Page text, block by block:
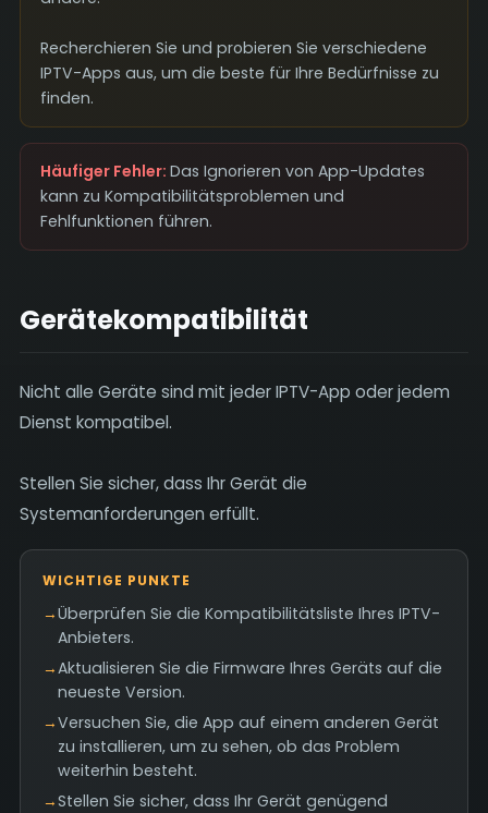
Recherchieren Sie und probieren Sie verschiedene
IPTV-Apps aus, um die beste für Ihre Bedürfnisse zu
finden.
Häufiger Fehler: Das Ignorieren von App-Updates
kann zu Kompatibilitätsproblemen und
Fehlfunktionen führen.
Gerätekompatibilität
Nicht alle Geräte sind mit jeder IPTV-App oder jedem
Dienst kompatibel.
Stellen Sie sicher, dass Ihr Gerät die
Systemanforderungen erfüllt.
WICHTIGE PUNKTE
→Überprüfen Sie die Kompatibilitätsliste Ihres IPTV-
Anbieters.
→Aktualisieren Sie die Firmware Ihres Geräts auf die
neueste Version.
→Versuchen Sie, die App auf einem anderen Gerät
zu installieren, um zu sehen, ob das Problem
weiterhin besteht.
→Stellen Sie sicher, dass Ihr Gerät genügend